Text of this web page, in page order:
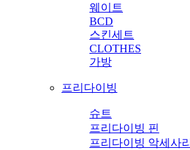
웨이트
BCD
스킨세트
CLOTHES
가방
프리다이빙
슈트
프리다이빙 핀
프리다이빙 악세사리